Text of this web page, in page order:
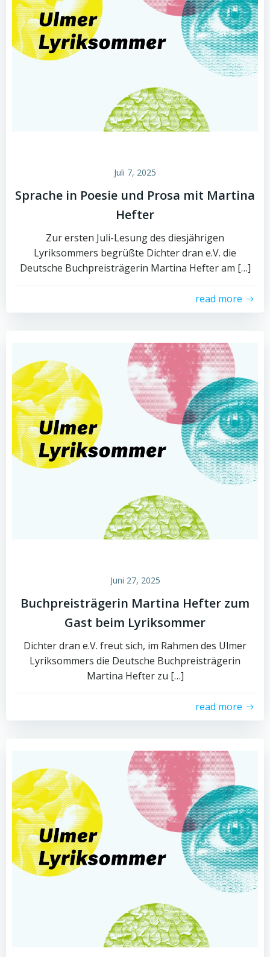
Juli 7, 2025
Sprache in Poesie und Prosa mit Martina
Hefter
Zur ersten Juli-Lesung des diesjährigen
Lyriksommers begrüßte Dichter dran e.V. die
Deutsche Buchpreisträgerin Martina Hefter am […]
read more
Juni 27, 2025
Buchpreisträgerin Martina Hefter zum
Gast beim Lyriksommer
Dichter dran e.V. freut sich, im Rahmen des Ulmer
Lyriksommers die Deutsche Buchpreisträgerin
Martina Hefter zu […]
read more